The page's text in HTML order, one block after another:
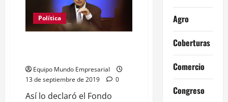
las
importaciones
se
hundieron
27,9%
Política
Equipo Mundo Empresarial
13 de septiembre de 2019
0
Así lo declaró el Fondo
Agro
Coberturas
Comercio
Congreso